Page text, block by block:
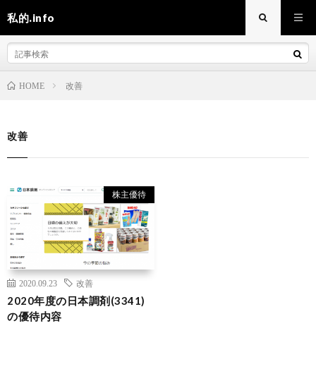
私的.info
HOME 改善
改善
株主優待
2020.09.23 改善
2020年度の日本調剤(3341)
の優待内容